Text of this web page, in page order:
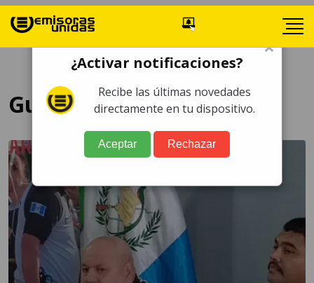
Guadalupe reyes
×
¿Activar notificaciones?
Recibe las últimas novedades
directamente en tu dispositivo.
Aceptar Rechazar